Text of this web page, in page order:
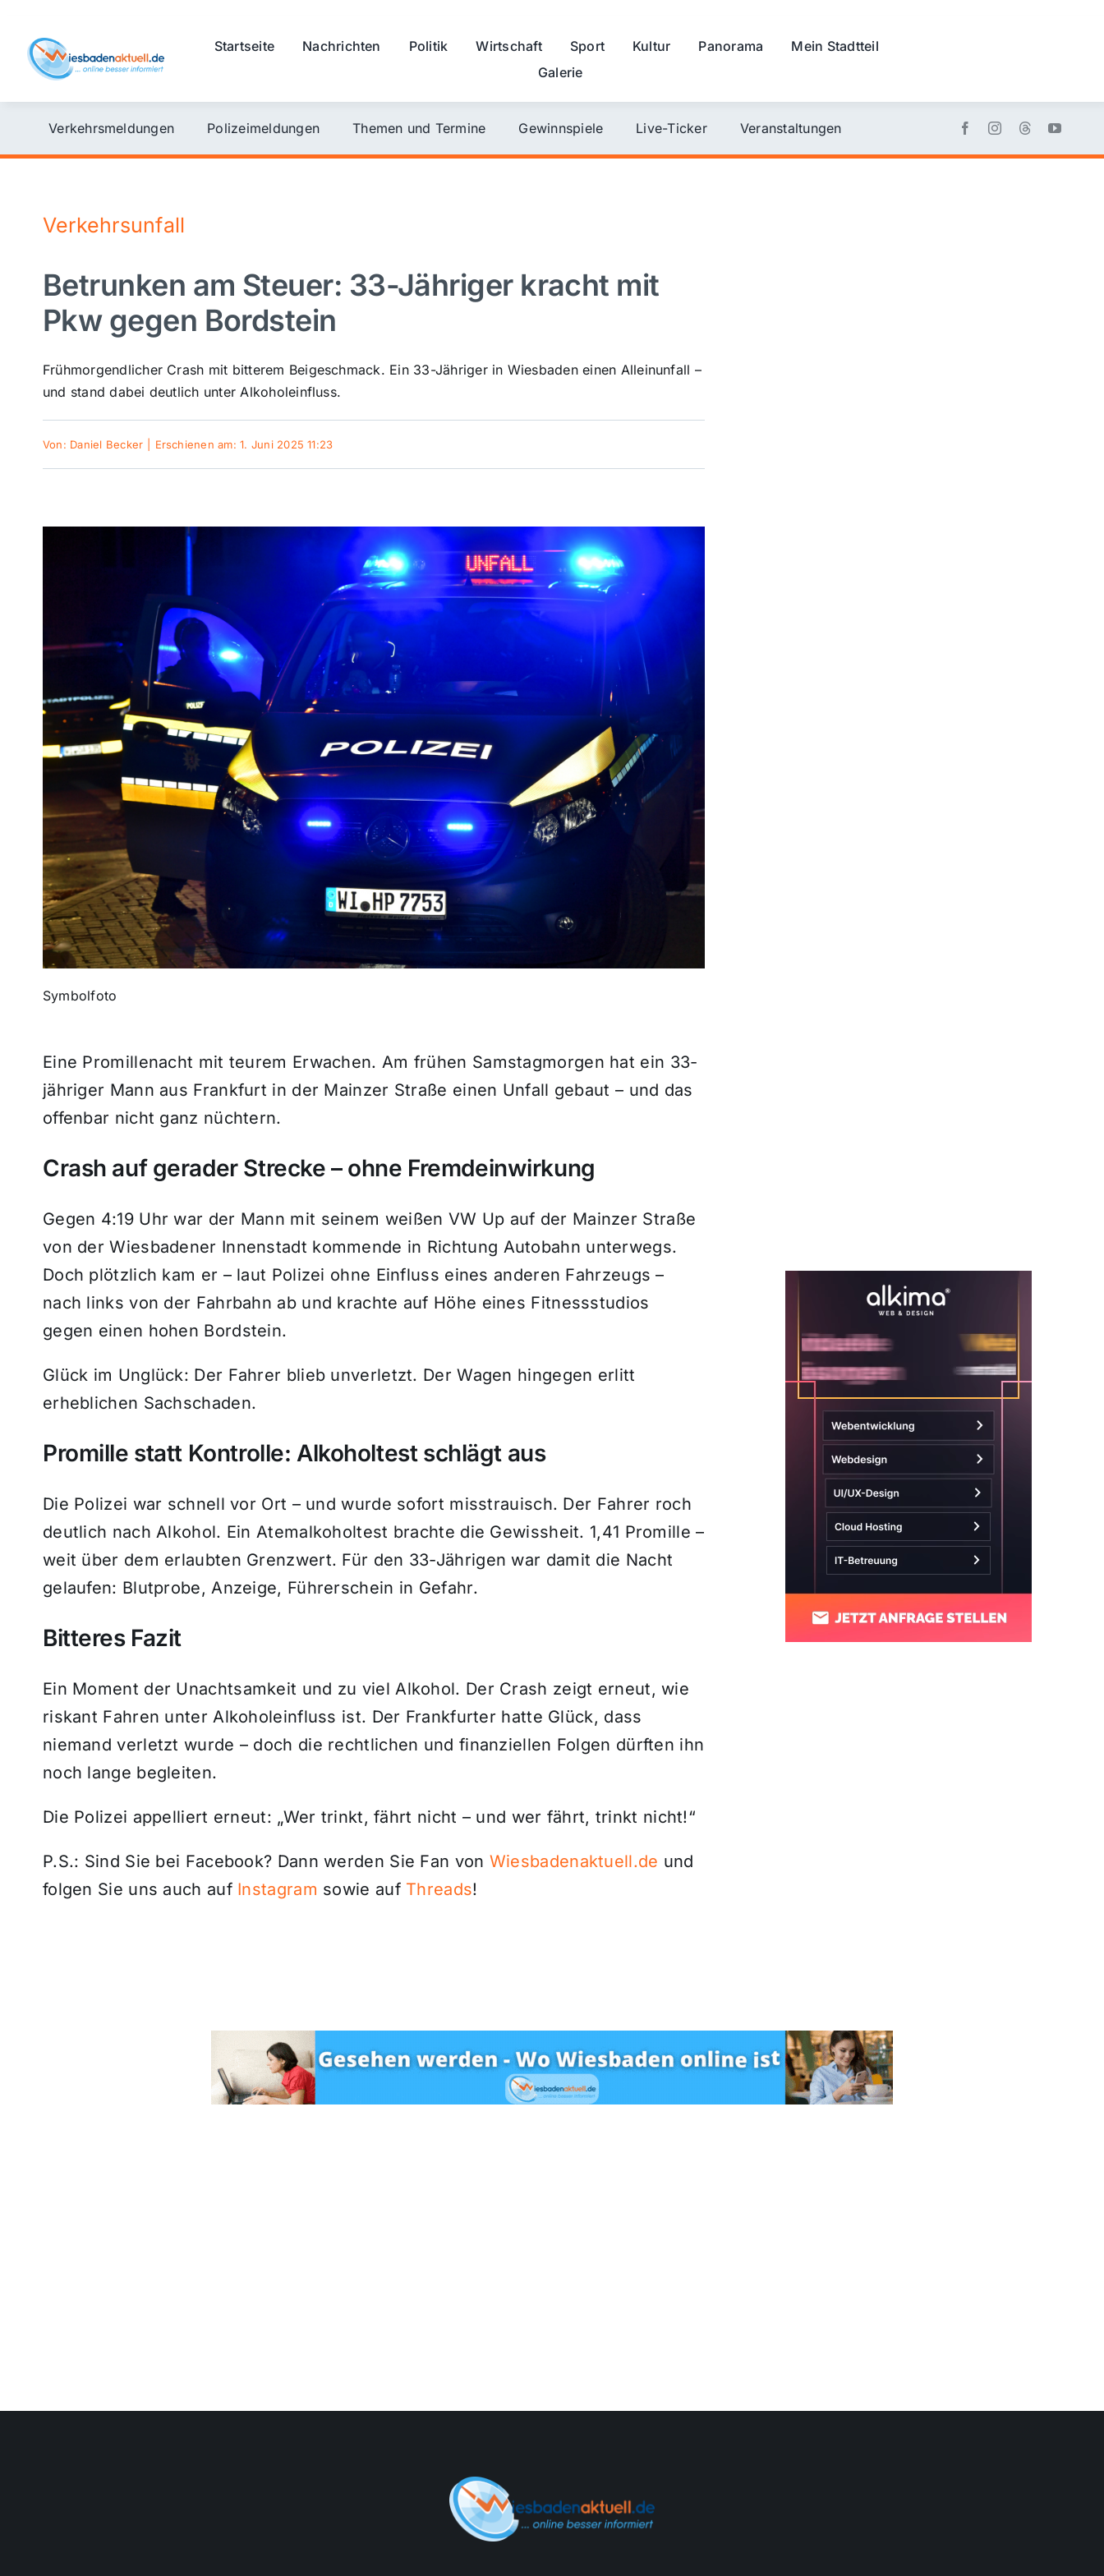
content
Startseite Nachrichten Politik Wirtschaft Sport Kultur Panorama
Mein Stadtteil
Galerie
Verkehrsmeldungen Polizeimeldungen Themen und Termine Gewinnspiele Live-Ticker Veranstaltungen
Verkehrsunfall
Betrunken am Steuer: 33-Jähriger kracht mit
Pkw gegen Bordstein
Frühmorgendlicher Crash mit bitterem Beigeschmack. Ein 33-Jähriger in Wiesbaden einen Alleinunfall –
und stand dabei deutlich unter Alkoholeinfluss.
Von: Daniel Becker Erschienen am: 1. Juni 2025 11:23
Symbolfoto
Eine Promillenacht mit teurem Erwachen. Am frühen Samstagmorgen hat ein 33-
jähriger Mann aus Frankfurt in der Mainzer Straße einen Unfall gebaut – und das
offenbar nicht ganz nüchtern.
Crash auf gerader Strecke – ohne Fremdeinwirkung
Gegen 4:19 Uhr war der Mann mit seinem weißen VW Up auf der Mainzer Straße
von der Wiesbadener Innenstadt kommende in Richtung Autobahn unterwegs.
Doch plötzlich kam er – laut Polizei ohne Einfluss eines anderen Fahrzeugs –
nach links von der Fahrbahn ab und krachte auf Höhe eines Fitnessstudios
gegen einen hohen Bordstein.
Glück im Unglück: Der Fahrer blieb unverletzt. Der Wagen hingegen erlitt
erheblichen Sachschaden.
Promille statt Kontrolle: Alkoholtest schlägt aus
Die Polizei war schnell vor Ort – und wurde sofort misstrauisch. Der Fahrer roch
deutlich nach Alkohol. Ein Atemalkoholtest brachte die Gewissheit. 1,41 Promille –
weit über dem erlaubten Grenzwert. Für den 33-Jährigen war damit die Nacht
gelaufen: Blutprobe, Anzeige, Führerschein in Gefahr.
Bitteres Fazit
Ein Moment der Unachtsamkeit und zu viel Alkohol. Der Crash zeigt erneut, wie
riskant Fahren unter Alkoholeinfluss ist. Der Frankfurter hatte Glück, dass
niemand verletzt wurde – doch die rechtlichen und finanziellen Folgen dürften ihn
noch lange begleiten.
Die Polizei appelliert erneut: „Wer trinkt, fährt nicht – und wer fährt, trinkt nicht!“
P.S.: Sind Sie bei Facebook? Dann werden Sie Fan von Wiesbadenaktuell.de und
folgen Sie uns auch auf Instagram sowie auf Threads!